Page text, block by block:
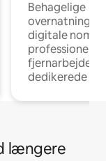
Behagelige
digitale
professionelle
fjernarbejde,
dedikerede
længere